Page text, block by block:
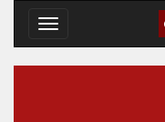
Toggle